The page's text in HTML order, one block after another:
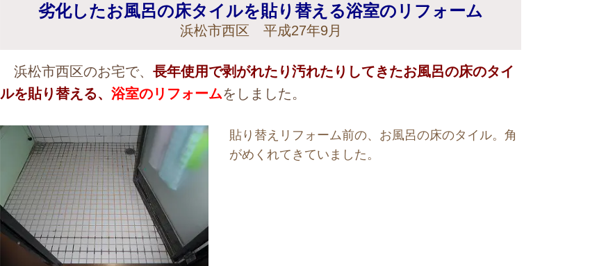
劣化したお風呂の床タイルを貼り替える浴室のリフォーム
浜松市西区 平成27年9月
浜松市西区のお宅で、 長年使用で剥がれたり汚れたりしてきたお風呂の床のタイ
ルを貼り替える、 浴室のリフォームをしました。
貼り替えリフォーム前の、お風呂の床のタイル。角
がめくれてきていました。